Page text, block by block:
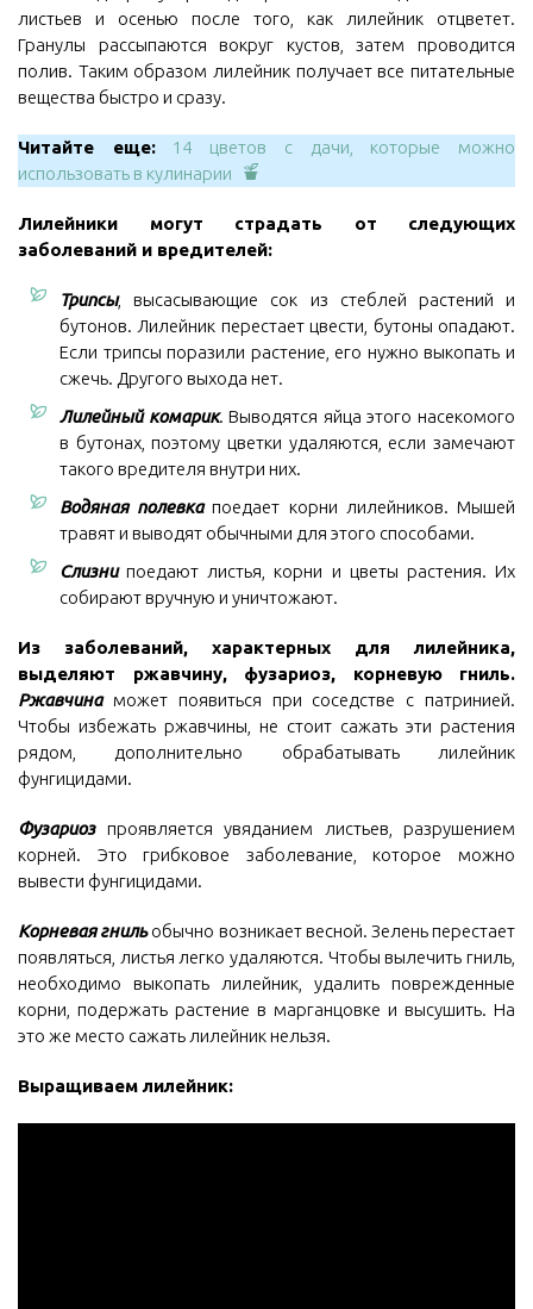
листьев и осенью после того, как лилейник отцветет.
Гранулы рассыпаются вокруг кустов, затем проводится
полив. Таким образом лилейник получает все питательные
вещества быстро и сразу.
Читайте еще:
14 цветов с дачи, которые можно
использовать в кулинарии
Лилейники могут страдать от следующих
заболеваний и вредителей:
Трипсы, высасывающие сок из стеблей растений и
бутонов. Лилейник перестает цвести, бутоны опадают.
Если трипсы поразили растение, его нужно выкопать и
сжечь. Другого выхода нет.
Лилейный комарик. Выводятся яйца этого насекомого
в бутонах, поэтому цветки удаляются, если замечают
такого вредителя внутри них.
Водяная полевкапоедает корни лилейников. Мышей
травят и выводят обычными для этого способами.
Слизнипоедают листья, корни и цветы растения. Их
собирают вручную и уничтожают.
Из заболеваний, характерных для лилейника,
выделяют ржавчину, фузариоз, корневую гниль.
Ржавчина может появиться при соседстве с патринией.
Чтобы избежать ржавчины, не стоит сажать эти растения
рядом, дополнительно обрабатывать лилейник
фунгицидами.
Фузариозпроявляется увяданием листьев, разрушением
корней. Это грибковое заболевание, которое можно
вывести фунгицидами.
Корневая гнильобычно возникает весной. Зелень перестает
появляться, листья легко удаляются. Чтобы вылечить гниль,
необходимо выкопать лилейник, удалить поврежденные
корни, подержать растение в марганцовке и высушить. На
это же место сажать лилейник нельзя.
Выращиваем лилейник: